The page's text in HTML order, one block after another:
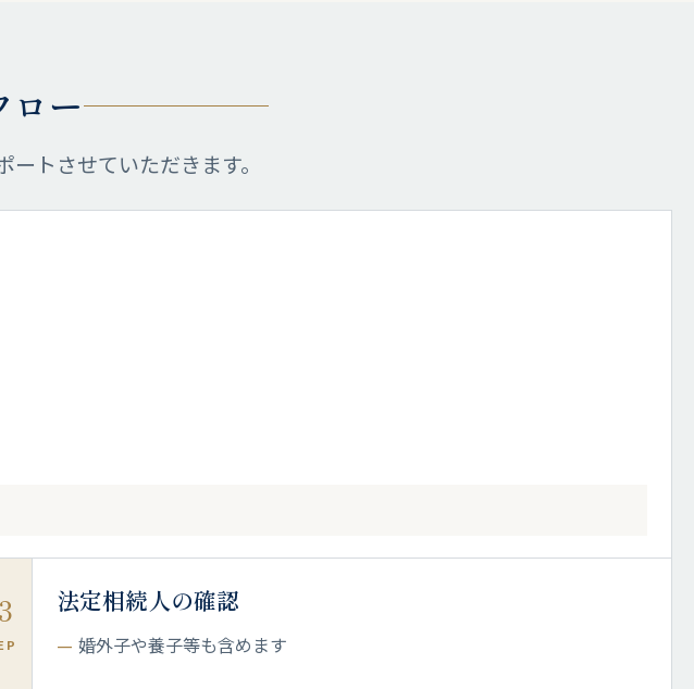
ロー
トさせていただきます。
法定相続人の確認
婚外子や養子等も含めます